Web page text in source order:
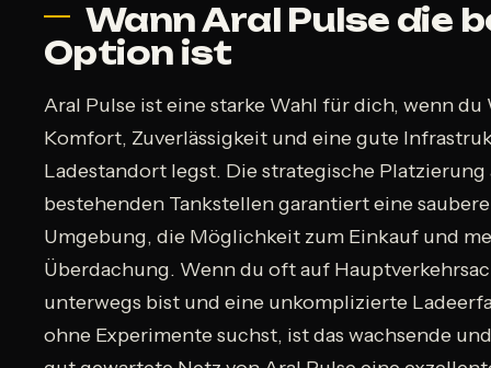
Wann Aral Pulse die
Option ist
Aral Pulse ist eine starke Wahl für dich, wenn du
Komfort, Zuverlässigkeit und eine gute
Ladestandort legst. Die strategische Platzierung
bestehenden Tankstellen garantiert eine saubere
Umgebung, die Möglichkeit zum Einkauf und
Überdachung. Wenn du oft auf
unterwegs bist und eine unkomplizierte
ohne Experimente suchst, ist das wachsende